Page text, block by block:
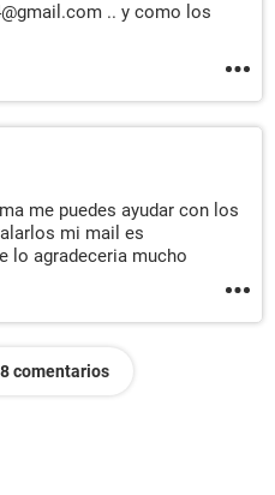
.. y como los
me puedes ayudar con los
mi mail es
lo agradeceria mucho
comentarios